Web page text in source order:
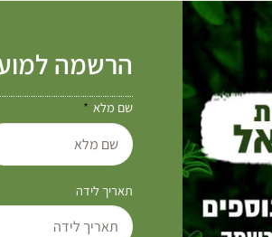
הרשמה
שם מלא
תאריך לידה